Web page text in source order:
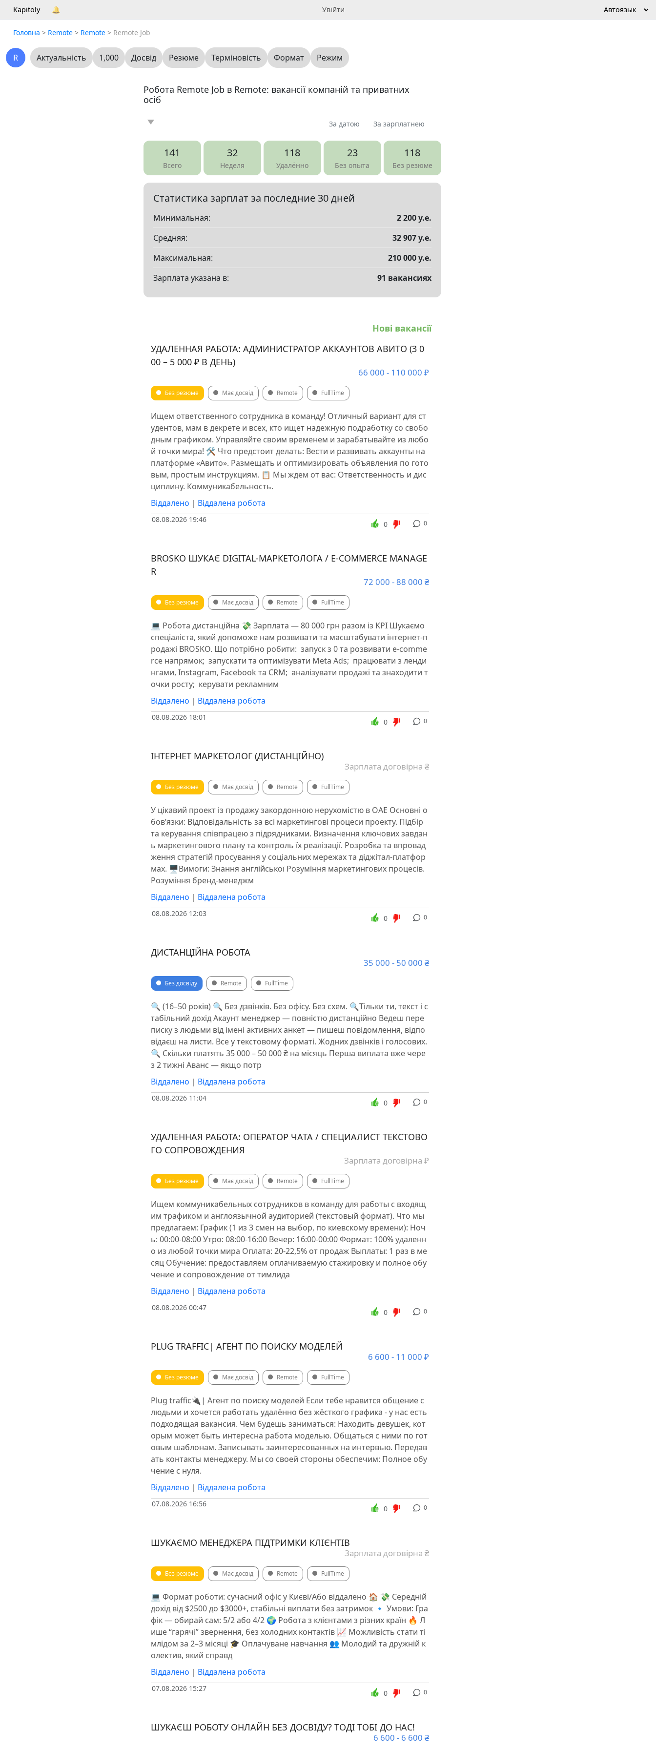
Kapitoly 🔔 Увійти
Головна > Remote > Remote > Remote Job
R Актуальність 1,000 Досвід Резюме Терміновість Формат Режим
Робота Remote Job в Remote: вакансії компаній та приватних
осіб
Новина Стаття Пропоную Шукаю Запитання
Вакансія Резюме 0
Показать все разделы
За датою За зарплатнею
141
Всего
32
Неделя
118
Удалённо
23
Без опыта
118
Без резюме
Статистика зарплат за последние 30 дней
Минимальная:
2 200 у.е.
Средняя:
32 907 у.е.
Максимальная:
210 000 у.е.
Зарплата указана в:
91 вакансиях
Нові вакансії
УДАЛЕННАЯ РАБОТА: АДМИНИСТРАТОР АККАУНТОВ АВИТО (3 0
00 – 5 000 ₽ В ДЕНЬ)
66 000 - 110 000 ₽
Без резюме Має досвід Remote FullTime
Ищем ответственного сотрудника в команду! Отличный вариант для ст
удентов, мам в декрете и всех, кто ищет надежную подработку со свобо
дным графиком. Управляйте своим временем и зарабатывайте из любо
й точки мира! 🛠 Что предстоит делать: Вести и развивать аккаунты на
платформе «Авито». Размещать и оптимизировать объявления по гото
вым, простым инструкциям. 📋 Мы ждем от вас: Ответственность и дис
циплину. Коммуникабельность.
Віддалено | Віддалена робота
08.08.2026 19:46 0
0
BROSKO ШУКАЄ DIGITAL-МАРКЕТОЛОГА / E-COMMERCE MANAGE
R
72 000 - 88 000 ₴
Без резюме Має досвід Remote FullTime
💻 Робота дистанційна 💸 Зарплата — 80 000 грн разом із KPI Шукаємо
спеціаліста, який допоможе нам розвивати та масштабувати інтернет-п
родажі BROSKO. ️Що потрібно робити: ️ запуск з 0 та розвивати e-comme
rce напрямок; ️ запускати та оптимізувати Meta Ads; ️ працювати з ленди
нгами, Instagram, Facebook та CRM; ️ аналізувати продажі та знаходити т
очки росту; ️ керувати рекламним
Віддалено | Віддалена робота
08.08.2026 18:01 0
0
ІНТЕРНЕТ МАРКЕТОЛОГ (ДИСТАНЦІЙНО)
Зарплата договірна ₴
Без резюме Має досвід Remote FullTime
У цікавий проект із продажу закордонною нерухомістю в ОАЕ ️Основні о
бов’язки: Відповідальність за всі маркетингові процеси проекту. Підбір
та керування співпрацею з підрядниками. Визначення ключових завдан
ь маркетингового плану та контроль їх реалізації. Розробка та впровад
ження стратегій просування у соціальних мережах та діджітал-платфор
мах. 🖥Вимоги: Знання англійської Розуміння маркетингових процесів.
Розуміння бренд-менеджм
Віддалено | Віддалена робота
08.08.2026 12:03 0
0
ДИСТАНЦІЙНА РОБОТА
35 000 - 50 000 ₴
Без досвіду Remote FullTime
🔍 (16–50 років) 🔍 Без дзвінків. Без офісу. Без схем. 🔍Тільки ти, текст і с
табільний дохід ️Акаунт менеджер — повністю дистанційно Ведеш пере
писку з людьми від імені активних анкет — пишеш повідомлення, відпо
відаєш на листи. Все у текстовому форматі. Жодних дзвінків і голосових.
🔍 Скільки платять 35 000 – 50 000 ₴ на місяць Перша виплата вже чере
з 2 тижні Аванс — якщо потр
Віддалено | Віддалена робота
08.08.2026 11:04 0
0
УДАЛЕННАЯ РАБОТА: ОПЕРАТОР ЧАТА / СПЕЦИАЛИСТ ТЕКСТОВО
ГО СОПРОВОЖДЕНИЯ
Зарплата договірна ₽
Без резюме Має досвід Remote FullTime
Ищем коммуникабельных сотрудников в команду для работы с входящ
им трафиком и англоязычной аудиторией (текстовый формат). Что мы
предлагаем: График (1 из 3 смен на выбор, по киевскому времени): Ноч
ь: 00:00-08:00 Утро: 08:00-16:00 Вечер: 16:00-00:00 Формат: 100% удаленн
о из любой точки мира Оплата: 20-22,5% от продаж Выплаты: 1 раз в ме
сяц Обучение: предоставляем оплачиваемую стажировку и полное обу
чение и сопровождение от тимлида
Віддалено | Віддалена робота
08.08.2026 00:47 0
0
PLUG TRAFFIC| АГЕНТ ПО ПОИСКУ МОДЕЛЕЙ
6 600 - 11 000 ₽
Без резюме Має досвід Remote FullTime
Plug traffic🔌| Агент по поиску моделей Если тебе нравится общение с
людьми и хочется работать удалённо без жёсткого графика - у нас есть
подходящая вакансия. Чем будешь заниматься: Находить девушек, кот
орым может быть интересна работа моделью. Общаться с ними по гот
овым шаблонам. Записывать заинтересованных на интервью. Передав
ать контакты менеджеру. Мы со своей стороны обеспечим: Полное обу
чение с нуля.
Віддалено | Віддалена робота
07.08.2026 16:56 0
0
ШУКАЄМО МЕНЕДЖЕРА ПІДТPИМКИ КЛІЄНТІВ
Зарплата договірна ₴
Без резюме Має досвід Remote FullTime
💻 Формат роботи: сучасний офіс у Києві/Або віддалено 🏠 💸 Середній
дохід від $2500 до $3000+, стабільні виплати без затримок 🔹 Умови: Гра
фік — oбирай сам: 5/2 або 4/2 🌍 Робота з клієнтами з різних країн 🔥 Л
ише “гарячі” звернення, без холодних контактів 📈 Можливість стати ті
млідом за 2–3 місяці 🎓 Оплачуване навчання 👥 Молодий та дружній к
олектив, який справд
Віддалено | Віддалена робота
07.08.2026 15:27 0
0
ШУКАЄШ РОБОТУ ОНЛАЙН БЕЗ ДОСВІДУ? ТОДІ ТОБІ ДО НАС!
6 600 - 6 600 ₴